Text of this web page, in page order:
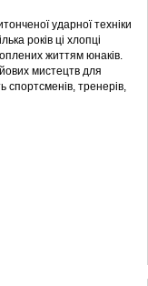
ударної техніки
років ці хлопці
життям юнаків.
мистецтв для
спортсменів, тренерів,